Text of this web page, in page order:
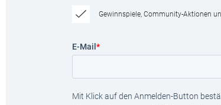
Gewinnspiele, Community-Aktionen
E-Mail *
Mit Klick auf den Anmelden-Button